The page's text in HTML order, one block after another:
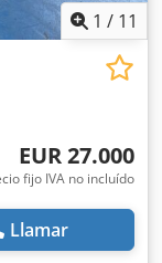
1 / 11
EUR 27.000
fijo IVA no incluído
Llamar